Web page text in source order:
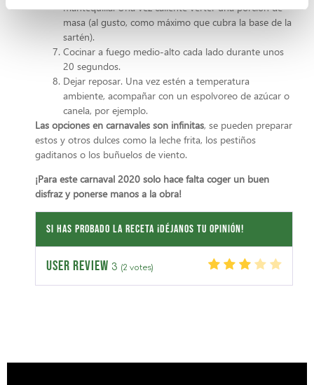
mantequilla. Una vez caliente verter una porción de
masa (al gusto, como máximo que cubra la base de la
sartén).
Cocinar a fuego medio-alto cada lado durante unos
20 segundos.
Dejar reposar. Una vez estén a temperatura
ambiente, acompañar con un espolvoreo de azúcar o
canela, por ejemplo.
Las opciones en carnavales son infinitas, se pueden preparar
estos y otros dulces como la leche frita, los pestiños
gaditanos o los buñuelos de viento.
¡Para este carnaval 2020 solo hace falta coger un buen
disfraz y ponerse manos a la obra!
Si has probado la receta ¡Déjanos tu opinión!
USER REVIEW 3 (2 votes)